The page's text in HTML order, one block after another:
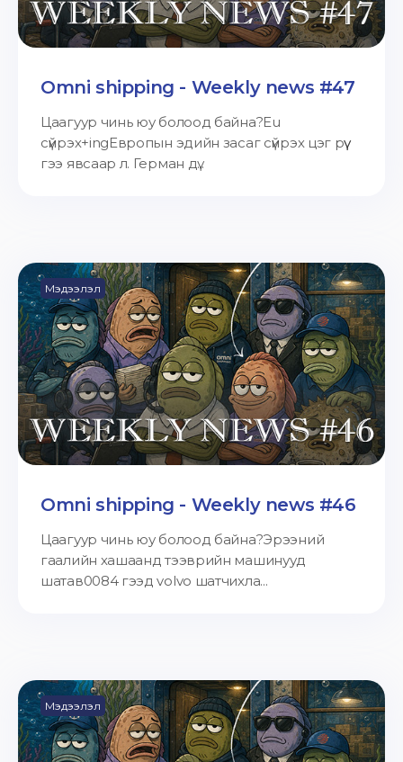
Omni shipping - Weekly news #47
Цаагуур чинь юу болоод байна?Eu
сүйрэх+ingЕвропын эдийн засаг сүйрэх цэг рүү
гээ явсаар л. Герман дү...
Мэдээлэл
Omni shipping - Weekly news #46
Цаагуур чинь юу болоод байна?Эрээний
гаалийн хашаанд тээврийн машинууд
шатав0084 гээд volvo шатчихла...
Мэдээлэл